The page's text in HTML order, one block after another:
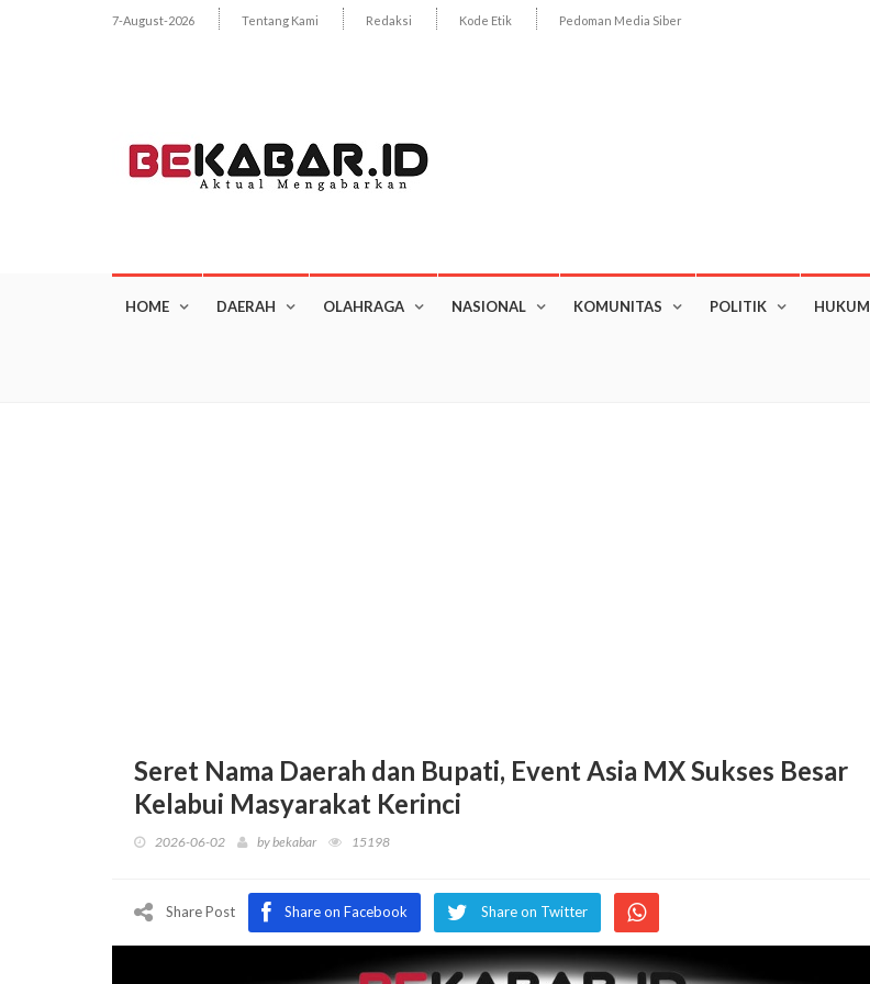
7-August-2026 Tentang Kami Redaksi Kode Etik Pedoman Media Siber
HOME DAERAH OLAHRAGA NASIONAL KOMUNITAS POLITIK HUKUM
Seret Nama Daerah dan Bupati, Event Asia MX Sukses Besar
Kelabui Masyarakat Kerinci
2026-06-02 bybekabar 15198
Share Post Share on Facebook Share on Twitter